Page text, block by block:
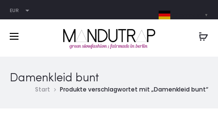
EUR
Damenkleid bunt
Start Produkte verschlagwortet mit „Damenkleid bunt“
▼